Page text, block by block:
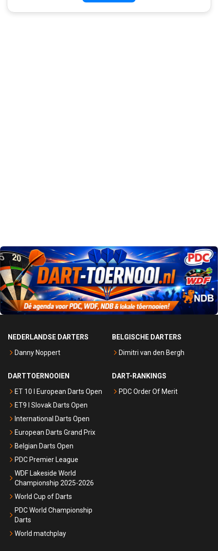
NEDERLANDSE DARTERS
Danny Noppert
BELGISCHE DARTERS
Dimitri van den Bergh
DARTTOERNOOIEN
ET 10 I European Darts Open
ET9 I Slovak Darts Open
International Darts Open
European Darts Grand Prix
Belgian Darts Open
PDC Premier League
WDF Lakeside World
Championship 2025-2026
World Cup of Darts
PDC World Championship
Darts
World matchplay
DART-RANKINGS
PDC Order Of Merit